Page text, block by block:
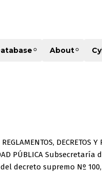
About
DECRETOS
PÚBLICA Subsecretaría
decreto supremo Nº